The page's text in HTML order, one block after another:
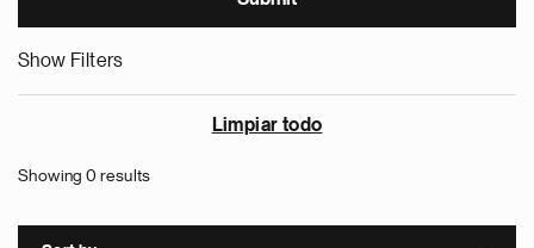
Show Filters
Limpiar todo
Showing 0 results